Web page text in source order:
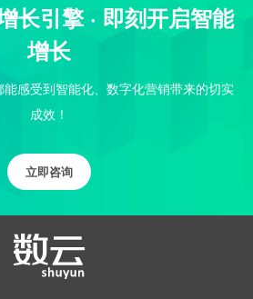
长引擎 · 即刻开启智能
增长
感受到智能化、数字化营销带来的切实
成效！
立即咨询